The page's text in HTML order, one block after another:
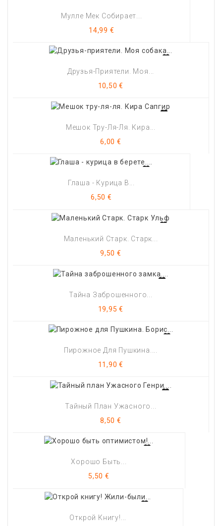
Мулле Мек Собирает...
Цена
14,99 €
Друзья-Приятели. Моя...
Цена
10,50 €
Мешок Тру-Ля-Ля. Кира...
Цена
6,00 €
Глаша - Курица В...
Цена
6,50 €
Маленький Старк. Старк...
Цена
9,50 €
Тайна Заброшенного...
Цена
19,95 €
Пирожное Для Пушкина....
Цена
11,90 €
Тайный План Ужасного...
Цена
8,50 €
Хорошо Быть...
Цена
5,50 €
Открой Книгу!...